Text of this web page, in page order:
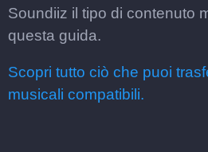
Soundiiz il tipo di contenuto
questa guida.
Scopri tutto ciò che puoi
musicali compatibili.